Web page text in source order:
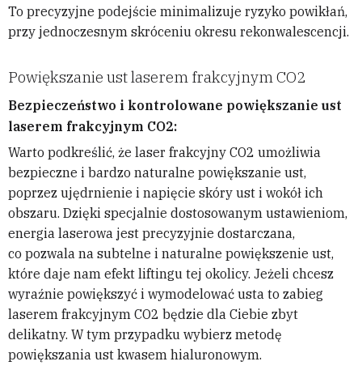
To precyzyjne podejście minimalizuje ryzyko powikłań,
przy jednoczesnym skróceniu okresu rekonwalescencji.
Powiększanie ust laserem frakcyjnym CO2
Bezpieczeństwo i kontrolowane powiększanie ust
laserem frakcyjnym CO2:
Warto podkreślić, że laser frakcyjny CO2 umożliwia
bezpieczne i bardzo naturalne powiększanie ust,
poprzez ujędrnienie i napięcie skóry ust i wokół ich
obszaru. Dzięki specjalnie dostosowanym ustawieniom,
energia laserowa jest precyzyjnie dostarczana,
co pozwala na subtelne i naturalne powiększenie ust,
które daje nam efekt liftingu tej okolicy. Jeżeli chcesz
wyraźnie powiększyć i wymodelować usta to zabieg
laserem frakcyjnym CO2 będzie dla Ciebie zbyt
delikatny. W tym przypadku wybierz metodę
powiększania ust kwasem hialuronowym.